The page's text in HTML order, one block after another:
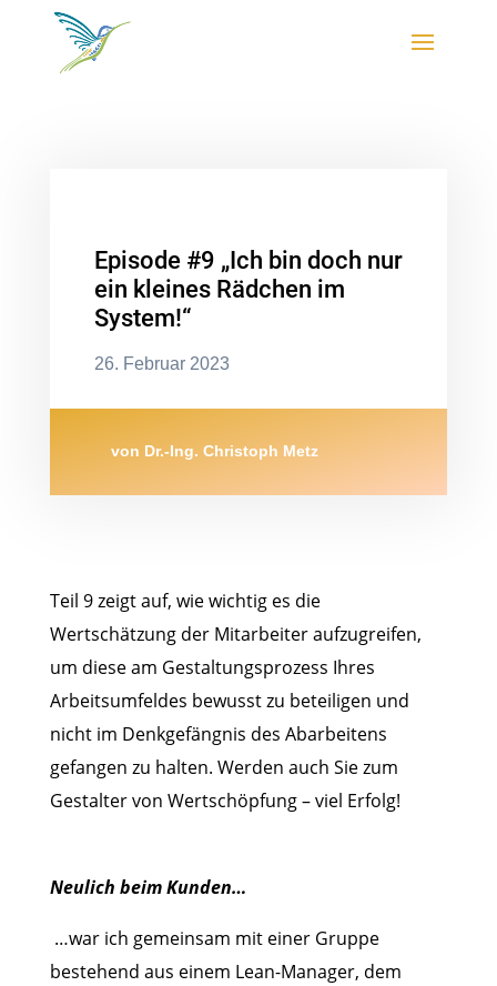
Episode #9 „Ich bin doch nur
ein kleines Rädchen im
System!“
26. Februar 2023
von Dr.-Ing. Christoph Metz
Teil 9 zeigt auf, wie wichtig es die
Wertschätzung der Mitarbeiter aufzugreifen,
um diese am Gestaltungsprozess Ihres
Arbeitsumfeldes bewusst zu beteiligen und
nicht im Denkgefängnis des Abarbeitens
gefangen zu halten. Werden auch Sie zum
Gestalter von Wertschöpfung – viel Erfolg!
Neulich beim Kunden…
…war ich gemeinsam mit einer Gruppe
bestehend aus einem Lean-Manager, dem